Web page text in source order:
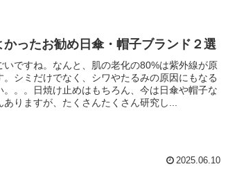
かったお勧め日傘・帽子ブランド２選
いですね。なんと、肌の老化の80%は紫外線が原
。シミだけでなく、シワやたるみの原因にもなる
。。。日焼け止めはもちろん、今は日傘や帽子な
りますが、たくさんたくさん研究し...
2025.06.10